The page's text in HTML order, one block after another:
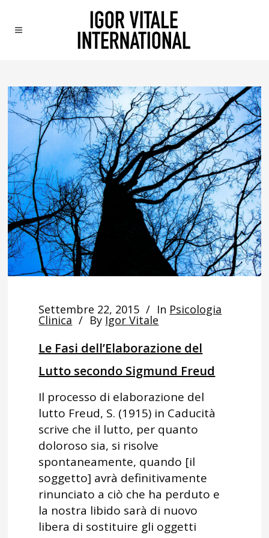
Settembre 22, 2015 In Psicologia
Clinica By Igor Vitale
Le Fasi dell’Elaborazione del
Lutto secondo Sigmund Freud
Il processo di elaborazione del
lutto Freud, S. (1915) in Caducità
scrive che il lutto, per quanto
doloroso sia, si risolve
spontaneamente, quando [il
soggetto] avrà definitivamente
rinunciato a ciò che ha perduto e
la nostra libido sarà di nuovo
libera di sostituire gli oggetti